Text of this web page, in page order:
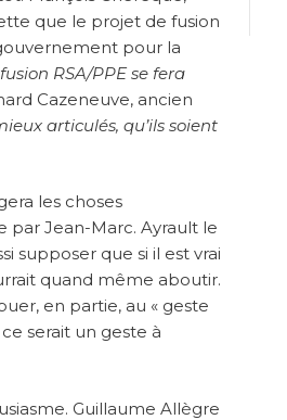
que le projet de fusion
pour la
RSA/PPE se fera
Cazeneuve, ancien
articulés, qu’ils soient
les choses
par Jean-Marc. Ayrault le
supposer que si il est vrai
quand même aboutir.
en partie, au « geste
serait un geste à
Guillaume Allègre